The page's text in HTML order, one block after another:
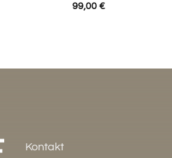
99,00 €
Kontakt